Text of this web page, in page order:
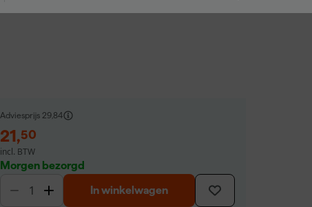
Adviesprijs 29,84
21,50
incl. BTW
Morgen bezorgd
In winkelwagen